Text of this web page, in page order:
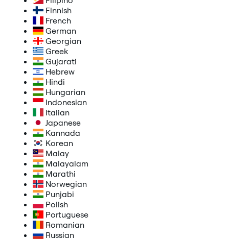
Finnish
French
German
Georgian
Greek
Gujarati
Hebrew
Hindi
Hungarian
Indonesian
Italian
Japanese
Kannada
Korean
Malay
Malayalam
Marathi
Norwegian
Punjabi
Polish
Portuguese
Romanian
Russian